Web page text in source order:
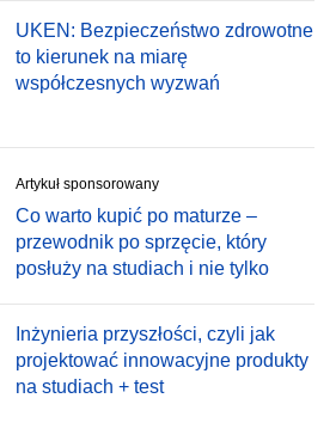
UKEN: Bezpieczeństwo zdrowotne
to kierunek na miarę
współczesnych wyzwań
Artykuł sponsorowany
Co warto kupić po maturze –
przewodnik po sprzęcie, który
posłuży na studiach i nie tylko
Inżynieria przyszłości, czyli jak
projektować innowacyjne produkty
na studiach + test